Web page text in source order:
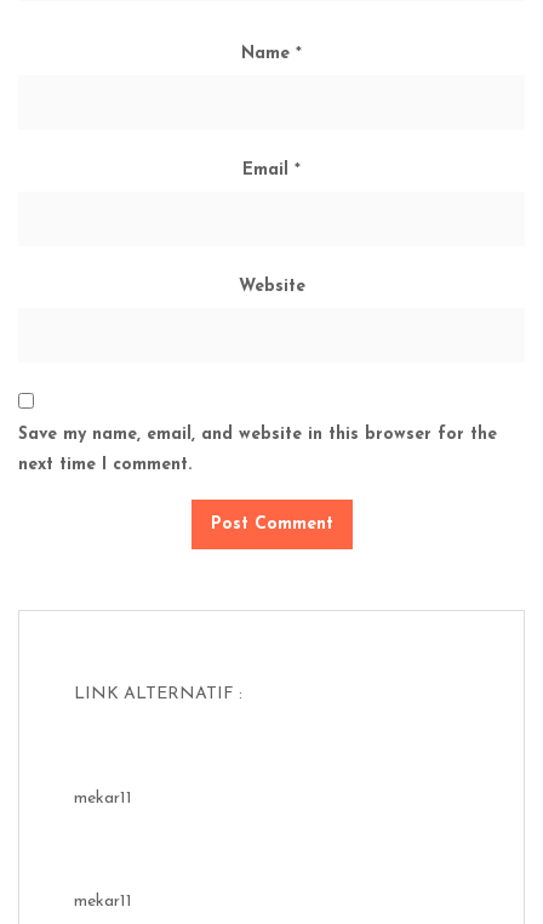
Name *
Email *
Website
Save my name, email, and website in this browser for the
next time I comment.
LINK ALTERNATIF :
mekar11
mekar11